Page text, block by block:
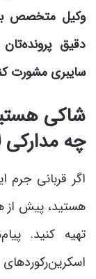
وکیل متخصص
دقیق
سایبری مشورت
شاکی
چه
اگر قربانی
هستید، پیش از
تهیه کنید.